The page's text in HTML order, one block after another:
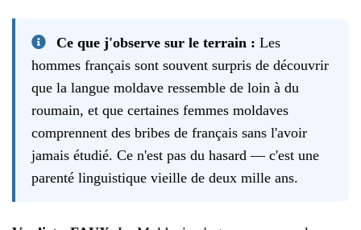
Ce que j'observe sur le terrain : Les
hommes français sont souvent surpris de découvrir
que la langue moldave ressemble de loin à du
roumain, et que certaines femmes moldaves
comprennent des bribes de français sans l'avoir
jamais étudié. Ce n'est pas du hasard — c'est une
parenté linguistique vieille de deux mille ans.